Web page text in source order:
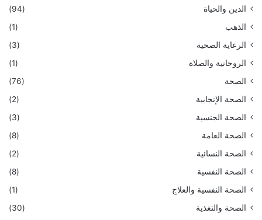
الدين والحياة
(94)
الذهب
(1)
الرعاية الصحية
(3)
الروحانية والصلاة
(1)
الصحة
(76)
الصحة الإنجابية
(2)
الصحة الجنسية
(3)
الصحة العامة
(8)
الصحة النسائية
(2)
الصحة النفسية
(8)
الصحة النفسية والعلاج
(1)
الصحة والتغذية
(30)